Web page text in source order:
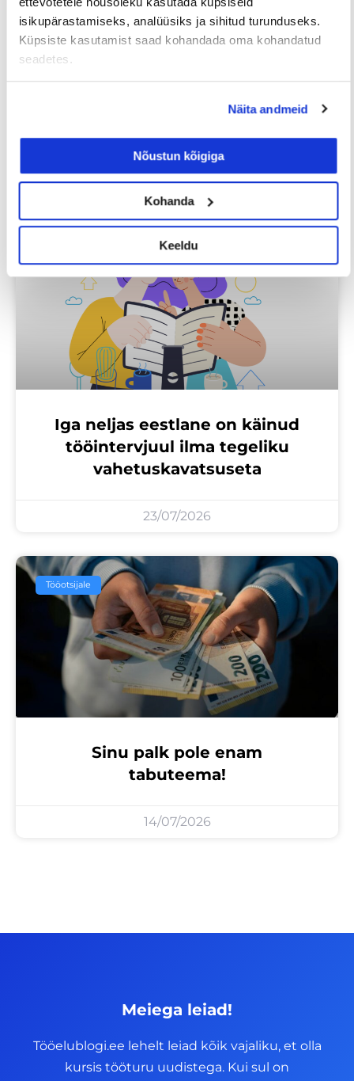
isikupärastamiseks, analüüsiks ja sihitud turunduseks.
Küpsiste kasutamist saad kohandada oma kohandatud
seadetes.
Näita andmeid
Nõustun kõigiga
Kohanda
Keeldu
Prev
Loe lisaks
Iga neljas eestlane on käinud
tööintervjuul ilma tegeliku
vahetuskavatsuseta
23/07/2026
Tööotsijale
Sinu palk pole enam
tabuteema!
14/07/2026
Meiega leiad!
Tööelublogi.ee lehelt leiad kõik vajaliku, et olla
kursis tööturu uudistega. Kui sul on